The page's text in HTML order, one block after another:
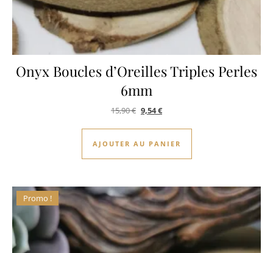
Onyx Boucles d’Oreilles Triples Perles
6mm
15,90€ Le prix initial était : 15,90 €.
9,54€Le prix actuel est : 9,54 €.
AJOUTER AU PANIER
Promo !